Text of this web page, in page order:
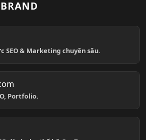
SEO & Marketing chuyên sâu.
Portfolio.